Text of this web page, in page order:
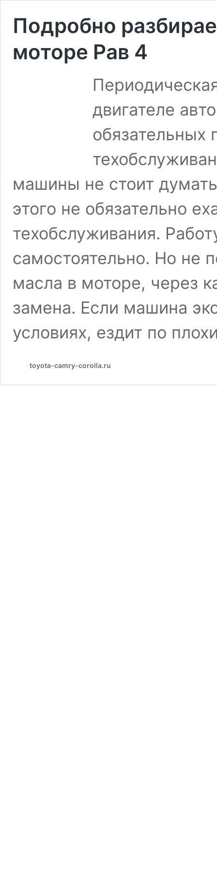
Подробно
моторе Рав 4
двигателе
обязательных
машины не стоит
этого не обязательно
техобслуживания.
самостоятельно. Но не
масла в моторе, через
замена. Если машина
условиях, ездит по
toyota-camry-corolla.ru